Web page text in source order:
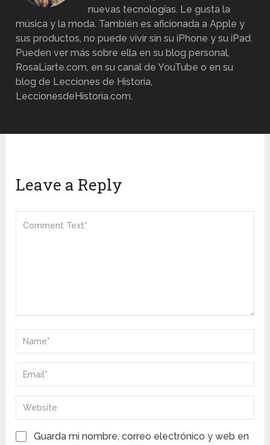
nuevas tecnologías. Le gusta la
música y la moda. También es aficionada a Apple y
sus productos, no puede vivir sin su iPhone y su iPad.
Pueden ver más sobre ella en su blog personal,
RosaLiarte.com, en su canal de YouTube o en su
blog de Lecciones de Historia,
LeccionesdeHistoria.com.
Leave a Reply
Guarda mi nombre, correo electrónico y web en